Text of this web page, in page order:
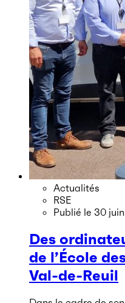
Actualités
RSE
Publié le 30
Des
de l’École
Val-de-Reuil